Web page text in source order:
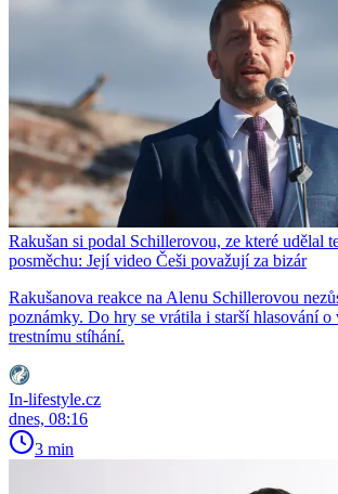
Rakušan si podal Schillerovou, ze které udělal
posměchu: Její video Češi považují za bizár
Rakušanova reakce na Alenu Schillerovou
poznámky. Do hry se vrátila i starší hlasování
trestnímu stíhání.
In-lifestyle.cz
dnes, 08:16
3 min